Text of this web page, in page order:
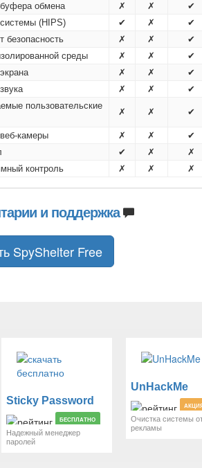
обмена
✗ ✗ ✔
(HIPS)
✔ ✗ ✔
безопасность
✗ ✗ ✔
среды
✗ ✗ ✔
✗ ✗ ✔
✗ ✗ ✔
пользовательские
✗ ✗ ✔
камеры ✗ ✗ ✔
✔ ✗ ✗
контроль
✗ ✗ ✗
и поддержка
SpyShelter Free
Sticky Password
БЕСПЛАТНО
Надежный менеджер
паролей
UnHackMe
Очистка системы
рекламы